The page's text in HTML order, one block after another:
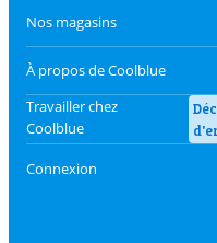
Nos magasins
À propos de Coolblue
Travailler chez
Coolblue
Connexion